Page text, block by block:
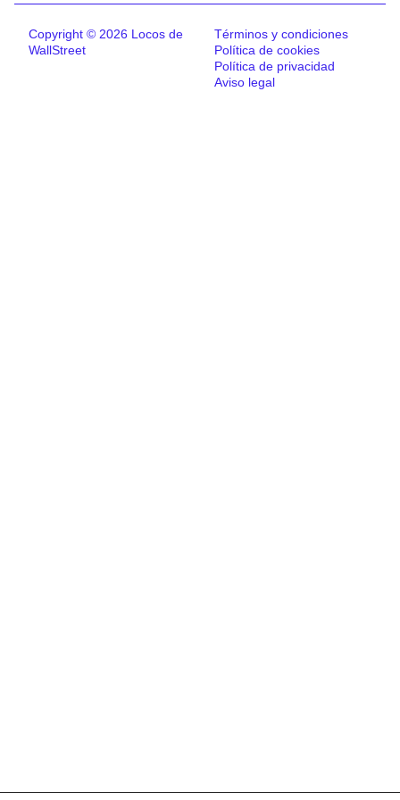
Copyright © 2026 Locos de
WallStreet
Términos y condiciones
Política de cookies
Política de privacidad
Aviso legal